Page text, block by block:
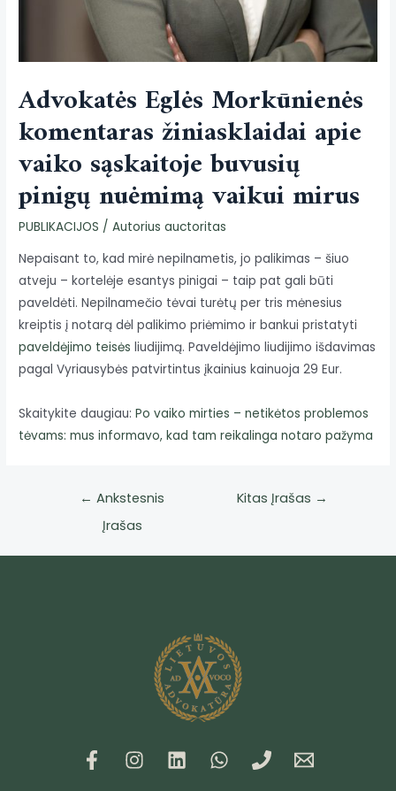
Advokatės Eglės Morkūnienės
komentaras žiniasklaidai apie
vaiko sąskaitoje buvusių
pinigų nuėmimą vaikui mirus
PUBLIKACIJOS / Autorius auctoritas
Nepaisant to, kad mirė nepilnametis, jo palikimas – šiuo
atveju – kortelėje esantys pinigai – taip pat gali būti
paveldėti. Nepilnamečio tėvai turėtų per tris mėnesius
kreiptis į notarą dėl palikimo priėmimo ir bankui pristatyti
paveldėjimo teisės liudijimą. Paveldėjimo liudijimo išdavimas
pagal Vyriausybės patvirtintus įkainius kainuoja 29 Eur.
Skaitykite daugiau:Po vaiko mirties – netikėtos problemos
tėvams: mus informavo, kad tam reikalinga notaro pažyma
← Ankstesnis
Įrašas
Kitas Įrašas →